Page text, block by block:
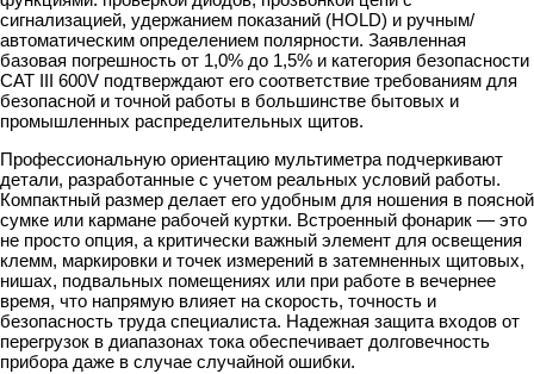
сигнализацией, удержанием показаний (HOLD) и ручным/
автоматическим определением полярности. Заявленная
базовая погрешность от 1,0% до 1,5% и категория безопасности
CAT III 600V подтверждают его соответствие требованиям для
безопасной и точной работы в большинстве бытовых и
промышленных распределительных щитов.
Профессиональную ориентацию мультиметра подчеркивают
детали, разработанные с учетом реальных условий работы.
Компактный размер делает его удобным для ношения в поясной
сумке или кармане рабочей куртки. Встроенный фонарик — это
не просто опция, а критически важный элемент для освещения
клемм, маркировки и точек измерений в затемненных щитовых,
нишах, подвальных помещениях или при работе в вечернее
время, что напрямую влияет на скорость, точность и
безопасность труда специалиста. Надежная защита входов от
перегрузок в диапазонах тока обеспечивает долговечность
прибора даже в случае случайной ошибки.